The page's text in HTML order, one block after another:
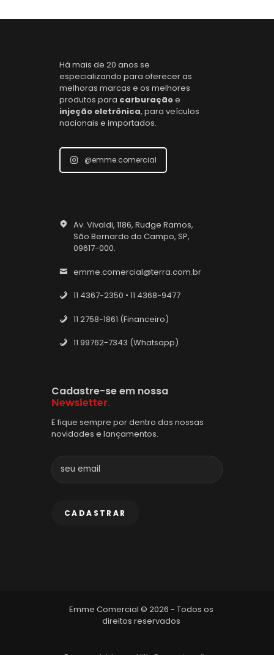
Há mais de 20 anos se
especializando para oferecer as
melhoras marcas e os melhores
produtos para carburaçãoe
injeção eletrônica, para veículos
nacionais e importados.
@emme.comercial
Av. Vivaldi, 1186, Rudge Ramos,
São Bernardo do Campo, SP,
09617-000.
emme.comercial@terra.com.br
11 4367-2350 • 11 4368-9477
11 2758-1861 (Financeiro)
11 99762-7343 (Whatsapp)
Cadastre-se em nossa
Newsletter.
E fique sempre por dentro das nossas
novidades e lançamentos.
Emme Comercial © 2026 - Todos os
direitos reservados